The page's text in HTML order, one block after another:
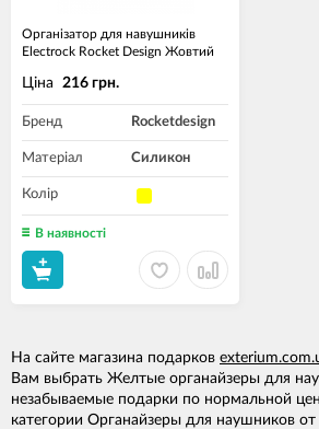
Організатор для навушників
Electrock Rocket Design Жовтий
Ціна 216 грн.
Бренд Rocketdesign
Матеріал Силикон
Колір
В наявності
На сайте магазина подарков
Вам выбрать Желтые органайзеры для
незабываемые подарки по нормальной
категории Органайзеры для наушников